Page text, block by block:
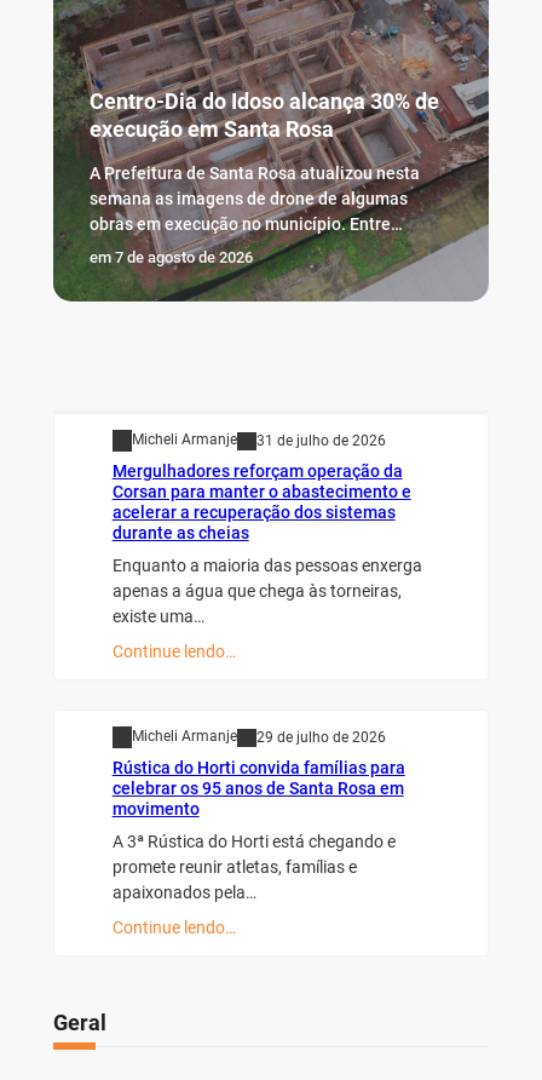
Centro-Dia do Idoso alcança 30% de
execução em Santa Rosa
A Prefeitura de Santa Rosa atualizou nesta
semana as imagens de drone de algumas
obras em execução no município. Entre…
em 7 de agosto de 2026
Micheli Armanje 31 de julho de 2026
Mergulhadores reforçam operação da
Corsan para manter o abastecimento e
acelerar a recuperação dos sistemas
durante as cheias
Enquanto a maioria das pessoas enxerga
apenas a água que chega às torneiras,
existe uma…
Continue lendo…
Micheli Armanje 29 de julho de 2026
Rústica do Horti convida famílias para
celebrar os 95 anos de Santa Rosa em
movimento
A 3ª Rústica do Horti está chegando e
promete reunir atletas, famílias e
apaixonados pela…
Continue lendo…
Geral